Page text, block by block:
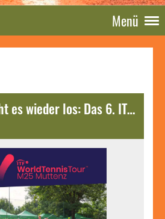
Menü
Am Sonntag geht es wieder los: Das 6. ITF Muttenz Open M25 steht vor der Tür.